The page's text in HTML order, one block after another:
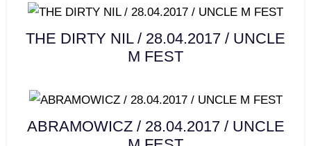
THE DIRTY NIL / 28.04.2017 / UNCLE
M FEST
ABRAMOWICZ / 28.04.2017 / UNCLE